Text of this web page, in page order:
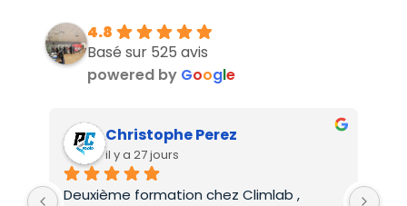
4.8
Basé sur 525 avis
powered by Google
Christophe Perez
il y a 27 jours
Deuxième formation chez Climlab ,